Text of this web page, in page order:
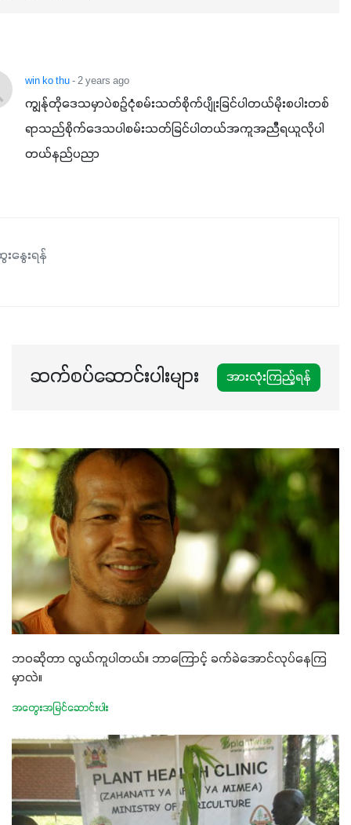
နှံစားသီးနှံများ၊ပဲအမျိုးမျိုး၊ဟင်းသီးဟင်းရွက်နဲ့ ဥယျာဉ်ခြံသီးနှံ
အားလုံးမှာ အသုံးပြုနိုင်တယ်ဆိုတော့ တစ်မျိုးတည်းနဲ့ အားလုံး
ပါဖက်(perfect)မယ့် စမတ်သီးစုံနော် အရွေးမမှားတာသေချာပြီ
မလို့ အတွေးမများဘဲ သီးနှံတိုင်းကြီးထွားအောင် ဖန်းလင့်ရဲ့ #စ
မတ်သီးစုံကို သုံးကြပါစို့....
win ko thu- 2 years ago
ကျွန်ုတိုဒေသမှာပဲစဥ်ငုံစမ်းသတ်စိုက်ပျိုးခြင်ပါတယ်မိုးစပါးတစ်
ရာသည်စိုက်ဒေသပါစမ်းသတ်ခြင်ပါတယ်အကူအညီိရယူလိုပါ
တယ်နည်ပညာ
နွေးရန်
ဆက်စပ်ဆောင်းပါးများ အားလုံးကြည့်ရန်
ဘဝဆိုတာ လွယ်ကူပါတယ်။ ဘာကြောင့် ခက်ခဲအောင်လုပ်နေကြ
မှာလဲ။
အတွေးအမြင်ဆောင်းပါး